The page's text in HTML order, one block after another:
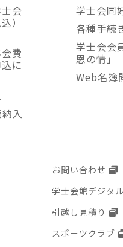
会
）
費
に
入
学士会同
各種手続
学士会会
恩の情」
Web名簿
お問い合わせ
学士会館デジタ
引越し見積り
スポーツクラブ